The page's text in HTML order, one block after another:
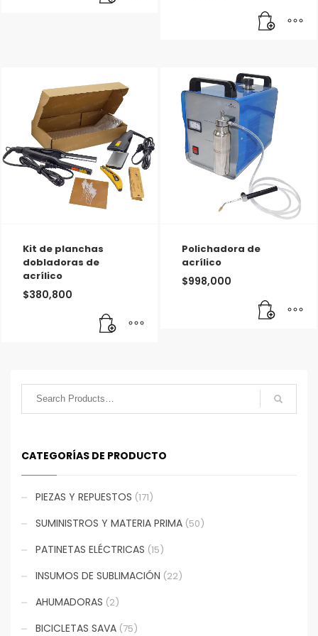
Kit de planchas
dobladoras de
acrílico
$380,800
Polichadora de
acrílico
$998,000
CATEGORÍAS DE PRODUCTO
PIEZAS Y REPUESTOS (171)
SUMINISTROS Y MATERIA PRIMA (50)
PATINETAS ELÉCTRICAS (15)
INSUMOS DE SUBLIMACIÓN (22)
AHUMADORAS (2)
BICICLETAS SAVA (75)